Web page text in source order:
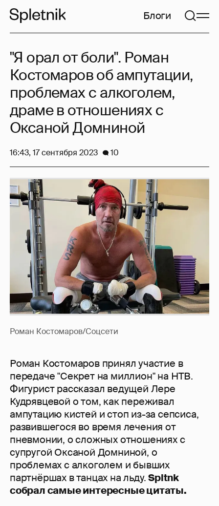
Блоги
Роман Костомаров/Соцсети
Роман Костомаров принял участие в
передаче "Секрет на миллион" на НТВ.
Фигурист рассказал ведущей Лере
Кудрявцевой о том, как переживал
ампутацию кистей и стоп из-за сепсиса,
развившегося во время лечения от
пневмонии, о сложных отношениях с
супругой Оксаной Домниной, о
проблемах с алкоголем и бывших
партнёршах в танцах на льду.Spltnk
собрал самые интересные цитаты.
"Я орал от боли". Роман
Костомаров об ампутации,
проблемах с алкоголем,
драме в отношениях с
Оксаной Домниной
16:43, 17 сентября 2023 10